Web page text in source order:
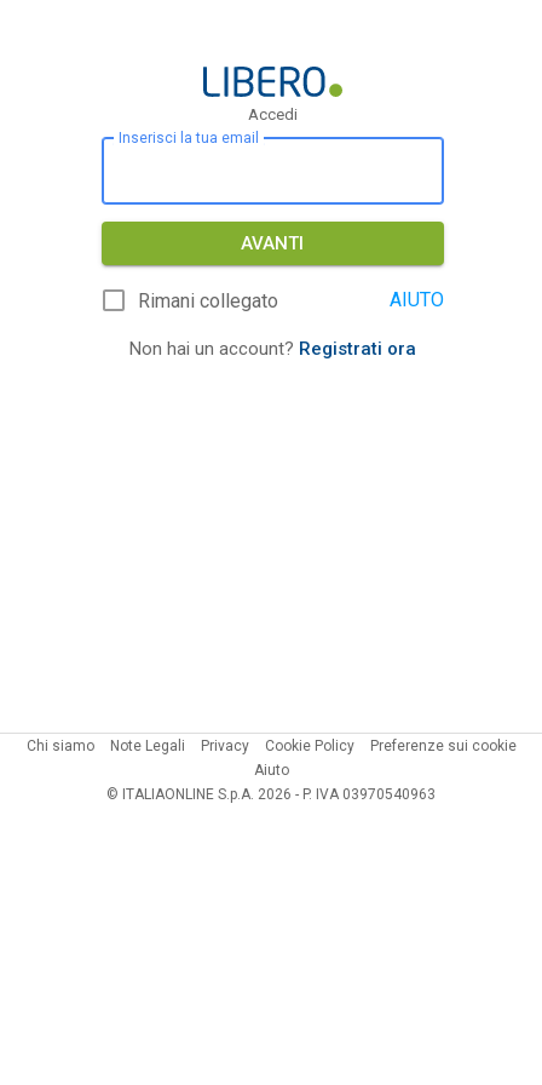
Accedi
Inserisci la tua email
AVANTI
Rimani collegato AIUTO
Non hai un account? Registrati ora
Chi siamo Note Legali Privacy Cookie Policy
Preferenze sui cookie
Aiuto
© ITALIAONLINE S.p.A. 2026 - P. IVA 03970540963